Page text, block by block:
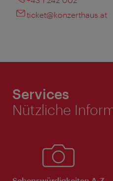
ticket@konzerthaus.at
Services
Nützliche